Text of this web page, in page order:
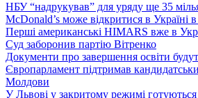
НБУ “надрукував” для уряду ще 35
McDonald’s може відкритися в Україні
Перші американські HIMARS вже в
Суд заборонив партію Вітренко
Документи про завершення освіти
Європарламент підтримав
Молдови
У Львові у закритому режимі